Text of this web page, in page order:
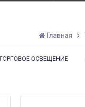
Главная
ОСВЕЩЕНИЕ